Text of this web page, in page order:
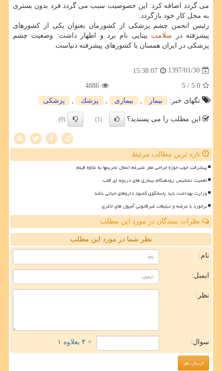
می گردد اضافه كرد: این خصوصیت سبب می گردد فرد بدون بستری
به محل كار خود بازگردد.
رئیس انجمن چشم پزشكی از كشورمان بعنوان یكی از كشورهای
پیشرفته در سلامت بینایی نام برد و اظهار داشت: وضعیت چشم
پزشكی در ایران همسان با كشورهای پیشرفته دنیاست.
1397/01/30
15:38:07
5.0
/ 5
4886
تگهای خبر:
بیمار بیماری پزشك پزشكی
این مطلب را می پسندید؟ (1)
(0)
تازه ترین مطالب مرتبط
پیشرفت خوب حوزه جراحی مغز علیرغم اعمال تحریمها به علاوه فیلم
اهمیت تشخیص زودهنگام بیماری های دریچه ای قلب
وزارت بهداشت باید پاسخگوی کمبود داروهای حیاتی باشد
برخورد با عرضه و تبلیغات غیرقانونی آمپول های لاغری
نظرات بینندگان در مورد این مطلب
نظر شما در مورد این مطلب
نام:
ایمیل:
نظر:
سوال: = ۴ بعلاوه ۱